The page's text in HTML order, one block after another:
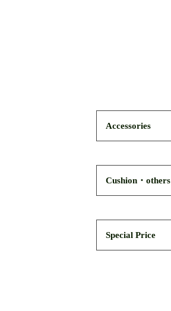
Accessories
Cushion・others
Special Price